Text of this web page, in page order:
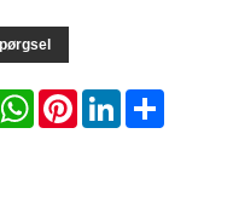
WhatsAppPinterestLinkedInShare